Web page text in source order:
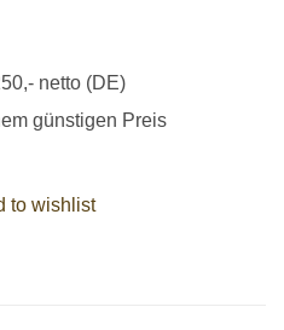
netto (DE)
günstigen Preis
to wishlist